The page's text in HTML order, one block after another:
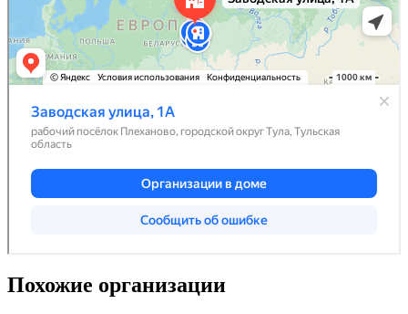
Похожие организации